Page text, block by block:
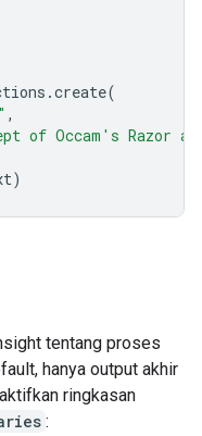
.create(
,
of Occam's Razor
)
tentang proses
hanya output akhir
ringkasan
: